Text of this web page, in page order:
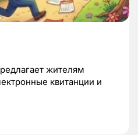
жителям
квитанции и